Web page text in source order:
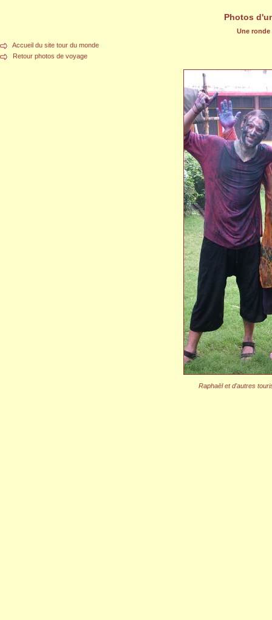
Photos
Une
Accueil du site tour du monde
Retour photos de voyage
Raphaël et d'autres